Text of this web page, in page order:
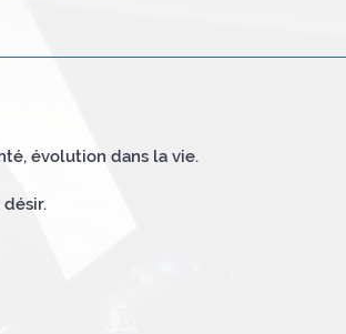
évolution dans la vie.